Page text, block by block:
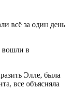
всё за один день
вошли в
Элле, была
все объясняла